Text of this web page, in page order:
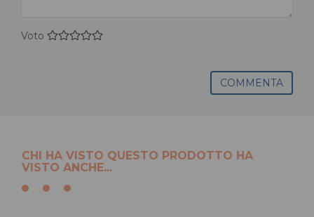
Voto
COMMENTA
CHI HA VISTO QUESTO PRODOTTO HA
VISTO ANCHE...